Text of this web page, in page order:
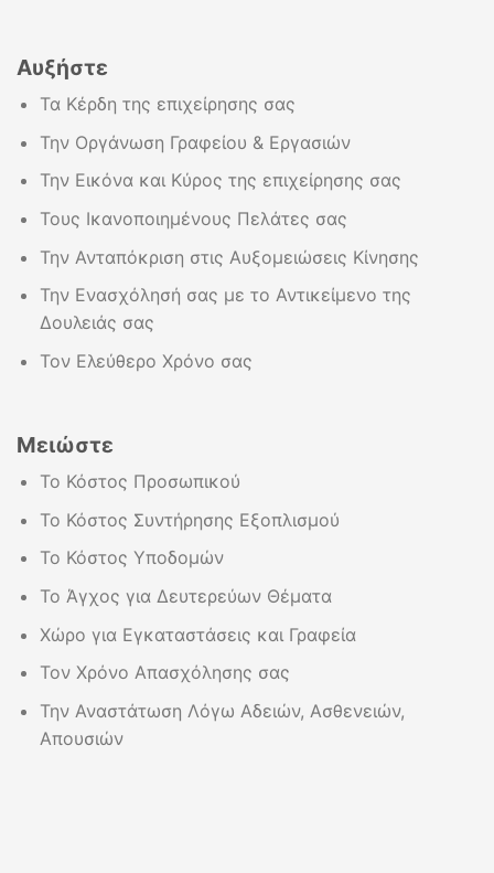
Αυξήστε
Τα Κέρδη της επιχείρησης σας
Την Οργάνωση Γραφείου & Εργασιών
Την Εικόνα και Κύρος της επιχείρησης σας
Τους Ικανοποιημένους Πελάτες σας
Την Ανταπόκριση στις Αυξομειώσεις Κίνησης
Την Ενασχόλησή σας με το Αντικείμενο της
Δουλειάς σας
Τον Ελεύθερο Χρόνο σας
Μειώστε
Το Κόστος Προσωπικού
Το Κόστος Συντήρησης Εξοπλισμού
Το Κόστος Υποδομών
Το Άγχος για Δευτερεύων Θέματα
Χώρο για Εγκαταστάσεις και Γραφεία
Τον Χρόνο Απασχόλησης σας
Την Αναστάτωση Λόγω Αδειών, Ασθενειών,
Απουσιών